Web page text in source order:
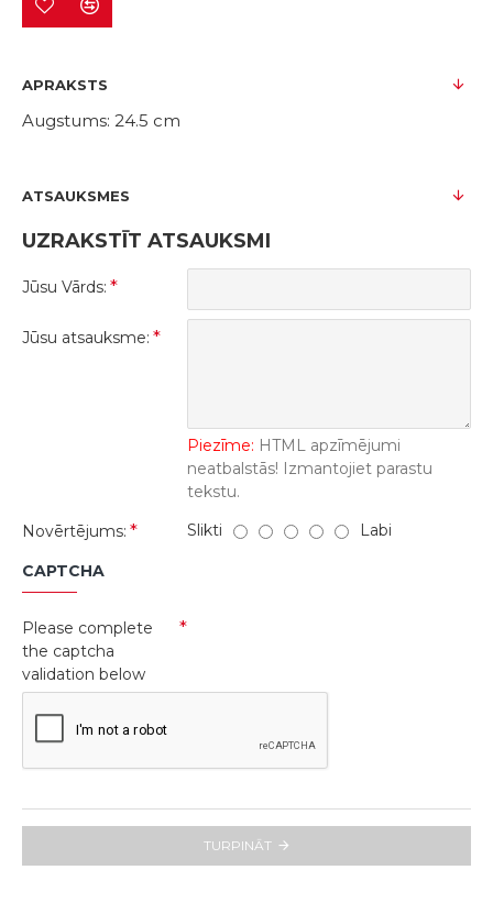
APRAKSTS
Augstums: 24.5 cm
ATSAUKSMES
UZRAKSTĪT ATSAUKSMI
Jūsu Vārds:
Jūsu atsauksme:
Piezīme: HTML apzīmējumi
neatbalstās! Izmantojiet parastu
tekstu.
Novērtējums:
Slikti Labi
CAPTCHA
Please complete
the captcha
validation below
TURPINĀT